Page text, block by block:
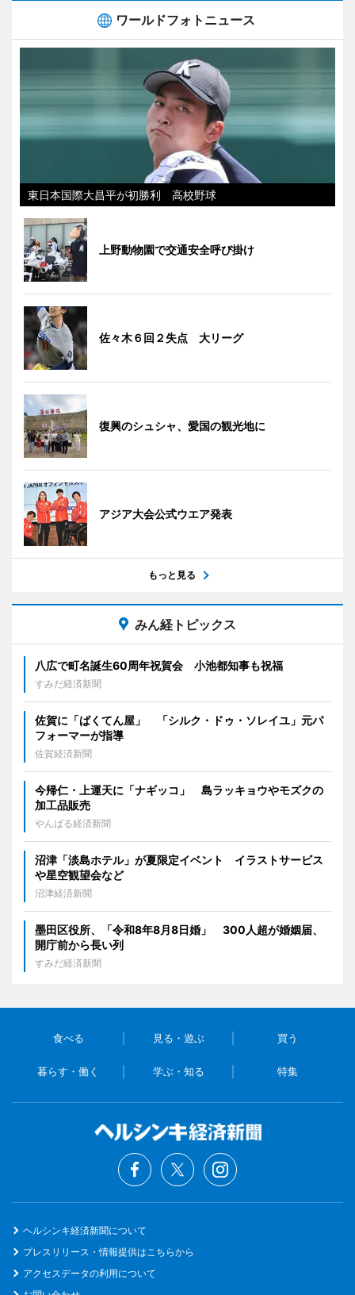
ワールドフォトニュース
東日本国際大昌平が初勝利 高校野球
上野動物園で交通安全呼び掛け
佐々木６回２失点 大リーグ
復興のシュシャ、愛国の観光地に
アジア大会公式ウエア発表
もっと見る
みん経トピックス
八広で町名誕生60周年祝賀会 小池都知事も祝福
すみだ経済新聞
佐賀に「ばくてん屋」 「シルク・ドゥ・ソレイユ」元パ
フォーマーが指導
佐賀経済新聞
今帰仁・上運天に「ナギッコ」 島ラッキョウやモズクの
加工品販売
やんばる経済新聞
沼津「淡島ホテル」が夏限定イベント イラストサービス
や星空観望会など
沼津経済新聞
墨田区役所、「令和8年8月8日婚」 300人超が婚姻届、
開庁前から長い列
すみだ経済新聞
食べる 見る・遊ぶ 買う
暮らす・働く 学ぶ・知る 特集
ヘルシンキ経済新聞について
プレスリリース・情報提供はこちらから
アクセスデータの利用について